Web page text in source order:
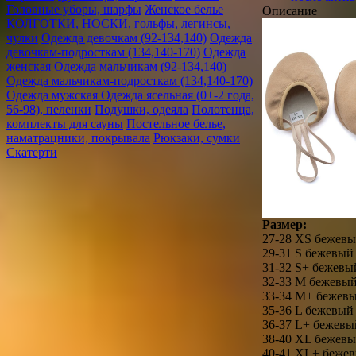
Головные уборы, шарфы Женское белье
КОЛГОТКИ, НОСКИ, гольфы, легинсы,
чулки Одежда девочкам (92-134,140) Одежда
девочкам-подросткам (134,140-170) Одежда
женская Одежда мальчикам (92-134,140)
Одежда мальчикам-подросткам (134,140-170)
Одежда мужская Одежда ясельная (0+-2 года,
56-98), пеленки Подушки, одеяла Полотенца,
комплекты для сауны Постельное белье,
наматрацники, покрывала Рюкзаки, сумки
Скатерти
Описание
Размер:
27-28 XS
29-31 S бежевый
31-32 S+
32-33 M
33-34 M+
35-36 L бежевый
36-37 L+
38-40 XL
40-41 XL+